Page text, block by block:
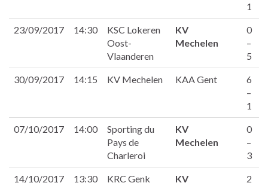
1
23/09/2017 14:30
KSC Lokeren
Oost-
Vlaanderen
KV
Mechelen
0
–
5
30/09/2017 14:15 KV Mechelen KAA Gent
6
–
1
07/10/2017 14:00
Sporting du
Pays de
Charleroi
KV
Mechelen
0
–
3
14/10/2017 13:30 KRC Genk
KV
2